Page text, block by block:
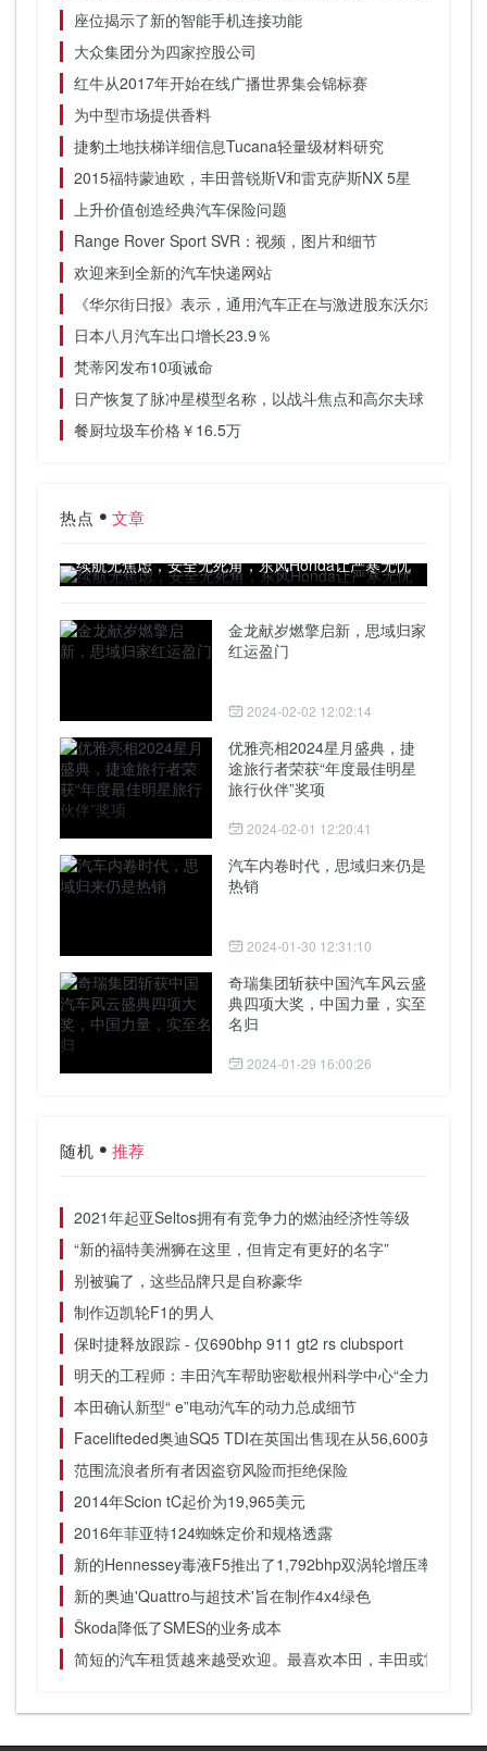
座位揭示了新的智能手机连接功能
大众集团分为四家控股公司
红牛从2017年开始在线广播世界集会锦标赛
为中型市场提供香料
捷豹土地扶梯详细信息Tucana轻量级材料研究
2015福特蒙迪欧，丰田普锐斯V和雷克萨斯NX 5星
上升价值创造经典汽车保险问题
Range Rover Sport SVR：视频，图片和细节
欢迎来到全新的汽车快递网站
《华尔街日报》表示，通用汽车正在与激进股东沃尔森进行
日本八月汽车出口增长23.9％
梵蒂冈发布10项诫命
日产恢复了脉冲星模型名称，以战斗焦点和高尔夫球
餐厨垃圾车价格￥16.5万
热点 文章
续航无焦虑，安全无死角，东风Honda让严寒无忧
金龙献岁燃擎启新，思域归家
红运盈门
2024-02-02 12:02:14
优雅亮相2024星月盛典，捷
途旅行者荣获“年度最佳明星
旅行伙伴”奖项
2024-02-01 12:20:41
汽车内卷时代，思域归来仍是
热销
2024-01-30 12:31:10
奇瑞集团斩获中国汽车风云盛
典四项大奖，中国力量，实至
名归
2024-01-29 16:00:26
随机 推荐
2021年起亚Seltos拥有有竞争力的燃油经济性等级
“新的福特美洲狮在这里，但肯定有更好的名字”
别被骗了，这些品牌只是自称豪华
制作迈凯轮F1的男人
保时捷释放跟踪 - 仅690bhp 911 gt2 rs clubsport
明天的工程师：丰田汽车帮助密歇根州科学中心“全力以赴”
本田确认新型“ e”电动汽车的动力总成细节
Facelifteded奥迪SQ5 TDI在英国出售现在从56,600英镑
范围流浪者所有者因盗窃风险而拒绝保险
2014年Scion tC起价为19,965美元
2016年菲亚特124蜘蛛定价和规格透露
新的Hennessey毒液F5推出了1,792bhp双涡轮增压率
新的奥迪'Quattro与超技术'旨在制作4x4绿色
Škoda降低了SMES的业务成本
简短的汽车租赁越来越受欢迎。最喜欢本田，丰田或雷克萨斯